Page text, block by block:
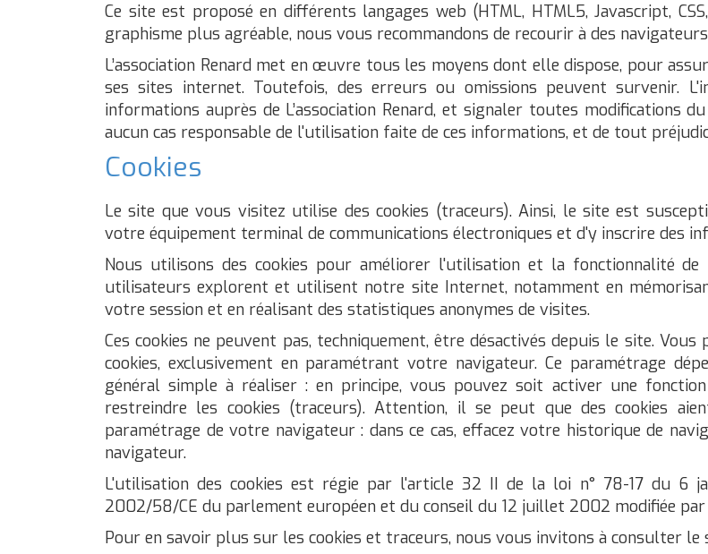
Ce site est proposé en différents langages web (HTML, HTML5, Javascript,
graphisme plus agréable, nous vous recommandons de recourir à des
L’association Renard met en œuvre tous les moyens dont elle dispose, pour
ses sites internet. Toutefois, des erreurs ou omissions peuvent survenir.
informations auprès de L’association Renard, et signaler toutes modifications
aucun cas responsable de l'utilisation faite de ces informations, et de tout
Cookies
Le site que vous visitez utilise des cookies (traceurs). Ainsi, le site est
votre équipement terminal de communications électroniques et d'y inscrire des
Nous utilisons des cookies pour améliorer l'utilisation et la fonctionnalité
utilisateurs explorent et utilisent notre site Internet, notamment en
votre session et en réalisant des statistiques anonymes de visites.
Ces cookies ne peuvent pas, techniquement, être désactivés depuis le site.
cookies, exclusivement en paramétrant votre navigateur. Ce paramétrage
général simple à réaliser : en principe, vous pouvez soit activer une
restreindre les cookies (traceurs). Attention, il se peut que des cookies
paramétrage de votre navigateur : dans ce cas, effacez votre historique de
navigateur.
L'utilisation des cookies est régie par l'article 32 II de la loi n° 78-17 du 6
2002/58/CE du parlement européen et du conseil du 12 juillet 2002 modifiée
Pour en savoir plus sur les cookies et traceurs, nous vous invitons à consulter le